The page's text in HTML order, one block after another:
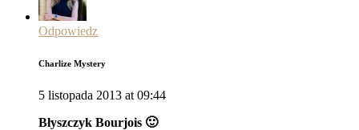
Odpowiedz
Charlize Mystery
5 listopada 2013 at 09:44
Błyszczyk Bourjois 🙂